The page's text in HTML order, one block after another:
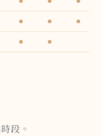
段。